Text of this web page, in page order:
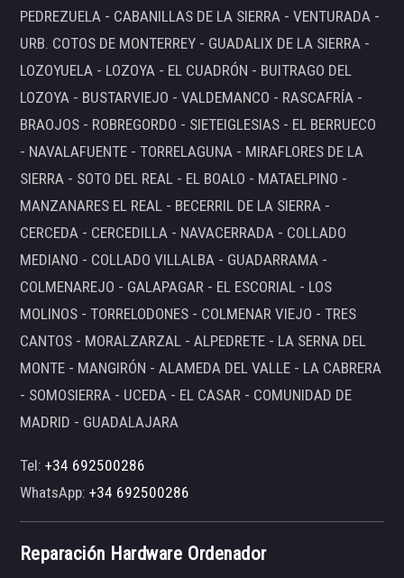
PEDREZUELA - CABANILLAS DE LA SIERRA - VENTURADA -
URB. COTOS DE MONTERREY - GUADALIX DE LA SIERRA -
LOZOYUELA - LOZOYA - EL CUADRÓN - BUITRAGO DEL
LOZOYA - BUSTARVIEJO - VALDEMANCO - RASCAFRÍA -
BRAOJOS - ROBREGORDO - SIETEIGLESIAS - EL BERRUECO
- NAVALAFUENTE - TORRELAGUNA - MIRAFLORES DE LA
SIERRA - SOTO DEL REAL - EL BOALO - MATAELPINO -
MANZANARES EL REAL - BECERRIL DE LA SIERRA -
CERCEDA - CERCEDILLA - NAVACERRADA - COLLADO
MEDIANO - COLLADO VILLALBA - GUADARRAMA -
COLMENAREJO - GALAPAGAR - EL ESCORIAL - LOS
MOLINOS - TORRELODONES - COLMENAR VIEJO - TRES
CANTOS - MORALZARZAL - ALPEDRETE - LA SERNA DEL
MONTE - MANGIRÓN - ALAMEDA DEL VALLE - LA CABRERA
- SOMOSIERRA - UCEDA - EL CASAR - COMUNIDAD DE
MADRID - GUADALAJARA
Tel:+34 692500286
WhatsApp:+34 692500286
Reparación Hardware Ordenador